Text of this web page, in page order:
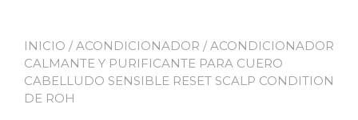
INICIO /ACONDICIONADOR / ACONDICIONADOR
CALMANTE Y PURIFICANTE PARA CUERO
CABELLUDO SENSIBLE RESET SCALP CONDITION
DE ROH